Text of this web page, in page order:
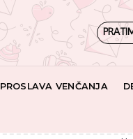
PROSLAVA VENČANJA